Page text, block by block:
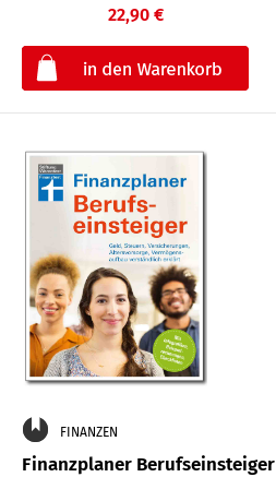
22,90 €
FINANZEN
Finanzplaner Berufseinsteiger